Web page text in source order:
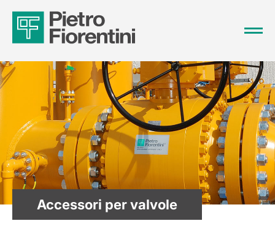
Accessori per valvole